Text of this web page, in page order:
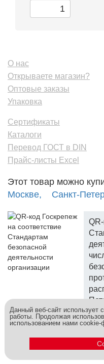
О нас
Открываете магазин?
Оптовые заказы
Упаковка
Сертификаты
Каталоги
Перевод ГОСТ в DIN
Прайс-листы Excel
Этот товар можно
Москве,
Санкт-
Метизы и крепеж оптом -
Данный веб-сайт
работы. Продолжая
использованием нами